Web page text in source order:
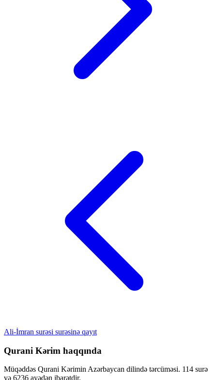
Ali-İmran surəsi surəsinə qayıt
Qurani Kərim haqqında
Müqəddəs Qurani Kərimin Azərbaycan dilində tərcüməsi. 114 surə
və 6236 ayədən ibarətdir.